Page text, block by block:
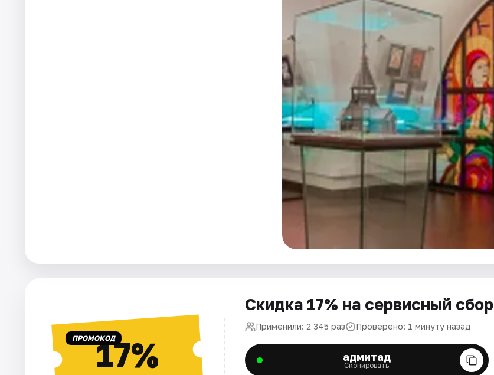
ПРОМОКОД17%
Скидка 17% на сервисный сбор
Применили: 2 345 раз Проверено: 1 минуту назад
адмитад
Скопировать